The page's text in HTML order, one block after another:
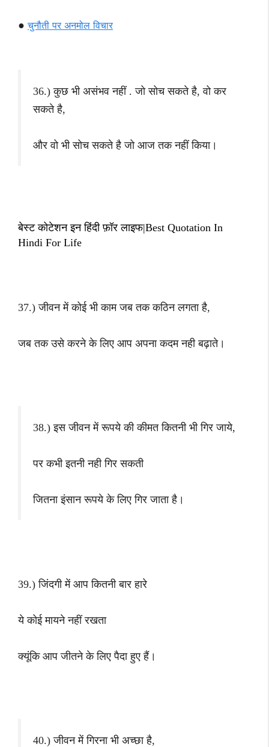
●चुनौती पर अनमोल विचार
36.) कुछ भी असंभव नहीं . जो सोच सकते है, वो कर
सकते है,
और वो भी सोच सकते है जो आज तक नहीं किया।
बेस्ट कोटेशन इन हिंदी फ़ॉर लाइफ|Best Quotation In
Hindi For Life
37.) जीवन में कोई भी काम जब तक कठिन लगता है,
जब तक उसे करने के लिए आप अपना कदम नही बढ़ाते।
38.) इस जीवन में रूपये की कीमत कितनी भी गिर जाये,
पर कभी इतनी नही गिर सकती
जितना इंसान रूपये के लिए गिर जाता है।
39.) जिंदगी में आप कितनी बार हारे
ये कोई मायने नहीं रखता
क्यूंकि आप जीतने के लिए पैदा हुए हैं।
40.) जीवन में गिरना भी अच्छा है,